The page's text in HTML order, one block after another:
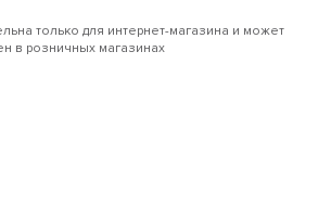
только для интернет-магазина и может
в розничных магазинах